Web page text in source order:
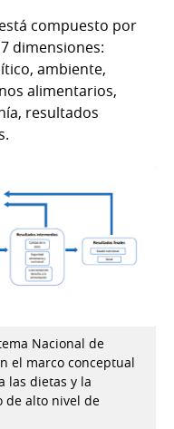
compuesto por
dimensiones:
ambiente,
alimentarios,
resultados
Nacional de
el marco conceptual
las dietas y la
de alto nivel de